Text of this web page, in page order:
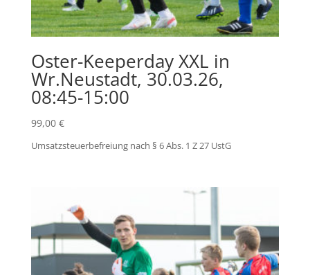
Oster-Keeperday XXL in
Wr.Neustadt, 30.03.26,
08:45-15:00
99,00 €
Umsatzsteuerbefreiung nach § 6 Abs. 1 Z 27 UstG